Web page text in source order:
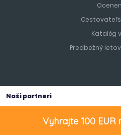
Katalóg v
Predbežný
Naši partneri
Vyhrajte 100 EUR